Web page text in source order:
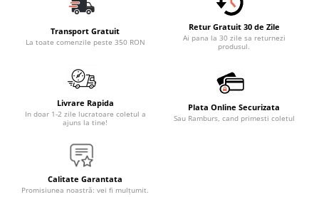
Transport Gratuit
La toate comenzile peste 350 RON
Retur Gratuit 30 de Zile
Ai pana la 30 zile sa returnezi
produsul.
Livrare Rapida
In doar 1-2 zile lucratoare coletul a
ajuns la tine!
Plata Online Securizata
Sau Ramburs, cand primesti coletul
Calitate Garantata
Promisiunea noastră: vei fi mulțumit.